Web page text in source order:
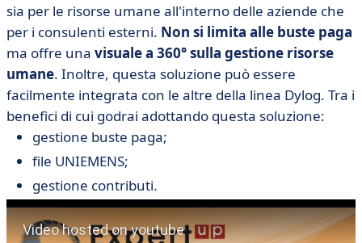
sia per le risorse umane all'interno delle aziende che
per i consulenti esterni. Non si limita alle buste paga
ma offre una visuale a 360° sulla gestione risorse
umane. Inoltre, questa soluzione può essere
facilmente integrata con le altre della linea Dylog. Tra i
benefici di cui godrai adottando questa soluzione:
gestione buste paga;
file UNIEMENS;
gestione contributi.